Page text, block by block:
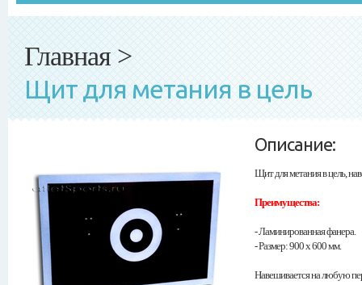
Главная >
Щит для метания в цель
Описание:
Щит для метания в цель,
Преимущества:
- Ламинированная фанера.
- Размер: 900 х 600 мм.
Навешивается на любую